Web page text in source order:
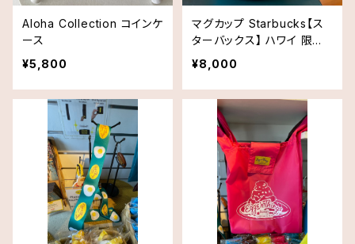
Aloha Collection コインケ
ース
¥5,800
マグカップ Starbucks【ス
ターバックス】 ハワイ 限定
品
¥8,000